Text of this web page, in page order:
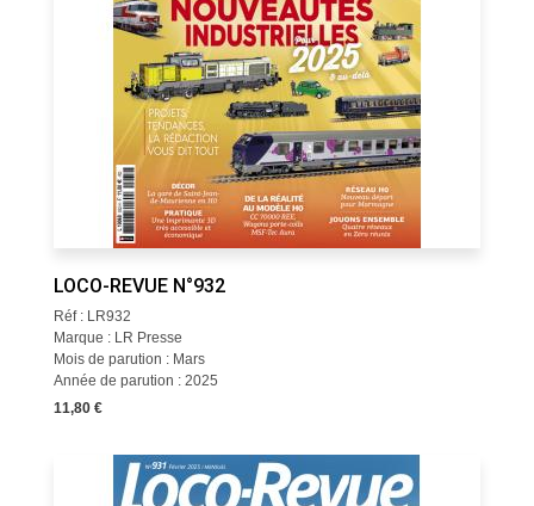
LOCO-REVUE N°932
Réf : LR932
Marque : LR Presse
Mois de parution : Mars
Année de parution : 2025
11,80 €